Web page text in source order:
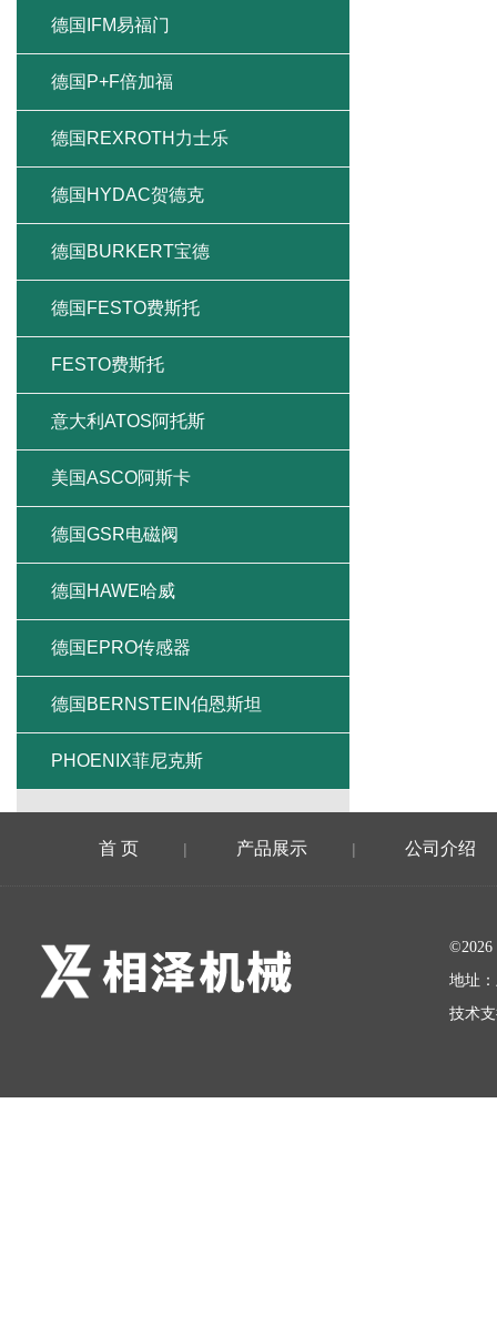
德国IFM易福门
德国P+F倍加福
德国REXROTH力士乐
德国HYDAC贺德克
德国BURKERT宝德
德国FESTO费斯托
FESTO费斯托
意大利ATOS阿托斯
美国ASCO阿斯卡
德国GSR电磁阀
德国HAWE哈威
德国EPRO传感器
德国BERNSTEIN伯恩斯坦
PHOENIX菲尼克斯
首 页 | 产品展示 | 公司介绍
地址
技术